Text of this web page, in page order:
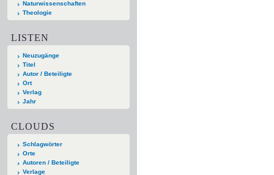
Naturwissenschaften
Theologie
LISTEN
Neuzugänge
Titel
Autor / Beteiligte
Ort
Verlag
Jahr
CLOUDS
Schlagwörter
Orte
Autoren / Beteiligte
Verlage